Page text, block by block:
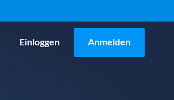
Einloggen Anmelden